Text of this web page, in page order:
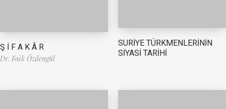
Ş İ F A K Â R
Dr. Faik Özdengül
SURİYE TÜRKMENLERİNİN
SİYASİ TARİHİ